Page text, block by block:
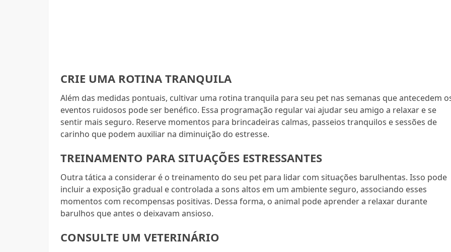
CRIE UMA ROTINA TRANQUILA
Além das medidas pontuais, cultivar uma rotina tranquila para seu pet nas semanas que antecedem
eventos ruidosos pode ser benéfico. Essa programação regular vai ajudar seu amigo a relaxar e se
sentir mais seguro. Reserve momentos para brincadeiras calmas, passeios tranquilos e sessões de
carinho que podem auxiliar na diminuição do estresse.
TREINAMENTO PARA SITUAÇÕES ESTRESSANTES
Outra tática a considerar é o treinamento do seu pet para lidar com situações barulhentas. Isso pode
incluir a exposição gradual e controlada a sons altos em um ambiente seguro, associando esses
momentos com recompensas positivas. Dessa forma, o animal pode aprender a relaxar durante
barulhos que antes o deixavam ansioso.
CONSULTE UM VETERINÁRIO